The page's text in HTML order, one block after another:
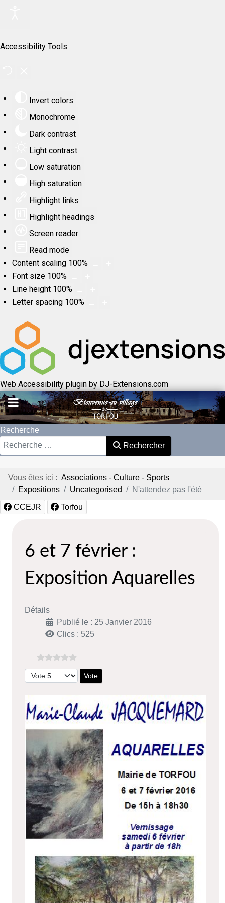
Accessibility Tools
Invert colors
Monochrome
Dark contrast
Light contrast
Low saturation
High saturation
Highlight links
Highlight headings
Screen reader
Read mode
Content scaling 100%
Font size 100%
Line height 100%
Letter spacing 100%
Web Accessibility plugin by DJ-Extensions.com
Recherche
Rechercher
Vous êtes ici : Associations - Culture - Sports
Expositions
Uncategorised N'attendez pas l'été
CCEJR Torfou
6 et 7 février :
Exposition Aquarelles
Détails
Publié le : 25 Janvier 2016
Clics : 525
Veuillez voter